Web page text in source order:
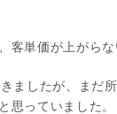
単価が上がらな
ましたが、まだ
思っていました。